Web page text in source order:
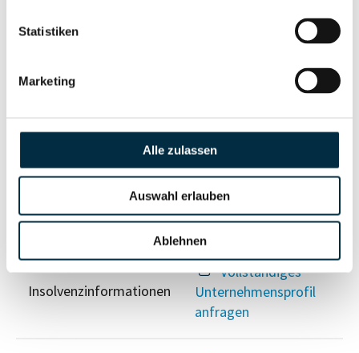
Statistiken
Marketing
Alle zulassen
Auswahl erlauben
Ablehnen
Berechtigten Pfad
Unternehmensprofil
Sanktionslistenstatus
Vollständiges
Unternehmensprofil
anfragen
Insolvenzinformationen
Vollständiges
Unternehmensprofil
anfragen